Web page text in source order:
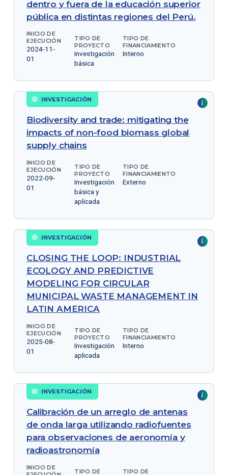
dentro y fuera de la educación superior
pública en distintas regiones del Perú.
INICIO DE
EJECUCIÓN
2024-11-
01
TIPO DE
PROYECTO
Investigación
básica
TIPO DE
FINANCIAMIENTO
Interno
INVESTIGACIÓN
Biodiversity and trade: mitigating the
impacts of non-food biomass global
supply chains
INICIO DE
EJECUCIÓN
2022-09-
01
TIPO DE
PROYECTO
Investigación
básica y
aplicada
TIPO DE
FINANCIAMIENTO
Externo
INVESTIGACIÓN
CLOSING THE LOOP: INDUSTRIAL
ECOLOGY AND PREDICTIVE
MODELING FOR CIRCULAR
MUNICIPAL WASTE MANAGEMENT IN
LATIN AMERICA
INICIO DE
EJECUCIÓN
2025-08-
01
TIPO DE
PROYECTO
Investigación
aplicada
TIPO DE
FINANCIAMIENTO
Interno
INVESTIGACIÓN
Calibración de un arreglo de antenas
de onda larga utilizando radiofuentes
para observaciones de aeronomía y
radioastronomía
INICIO DE
TIPO DE TIPO DE